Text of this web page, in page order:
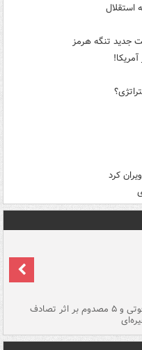
استقلال
جدید تنگه هرمز
کرد
۶ فوتی و ۵ مصدوم بر اثر تصادف